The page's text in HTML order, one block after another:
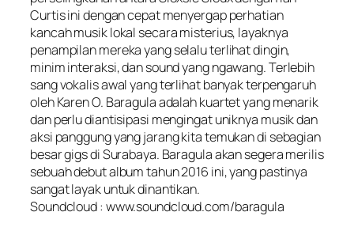
Curtis ini dengan cepat menyergap perhatian
kancah musik lokal secara misterius, layaknya
penampilan mereka yang selalu terlihat dingin,
minim interaksi, dan sound yang ngawang. Terlebih
sang vokalis awal yang terlihat banyak terpengaruh
oleh Karen O. Baragula adalah kuartet yang menarik
dan perlu diantisipasi mengingat uniknya musik dan
aksi panggung yang jarang kita temukan di sebagian
besar gigs di Surabaya. Baragula akan segera merilis
sebuah debut album tahun 2016 ini, yang pastinya
sangat layak untuk dinantikan.
Soundcloud : www.soundcloud.com/baragula